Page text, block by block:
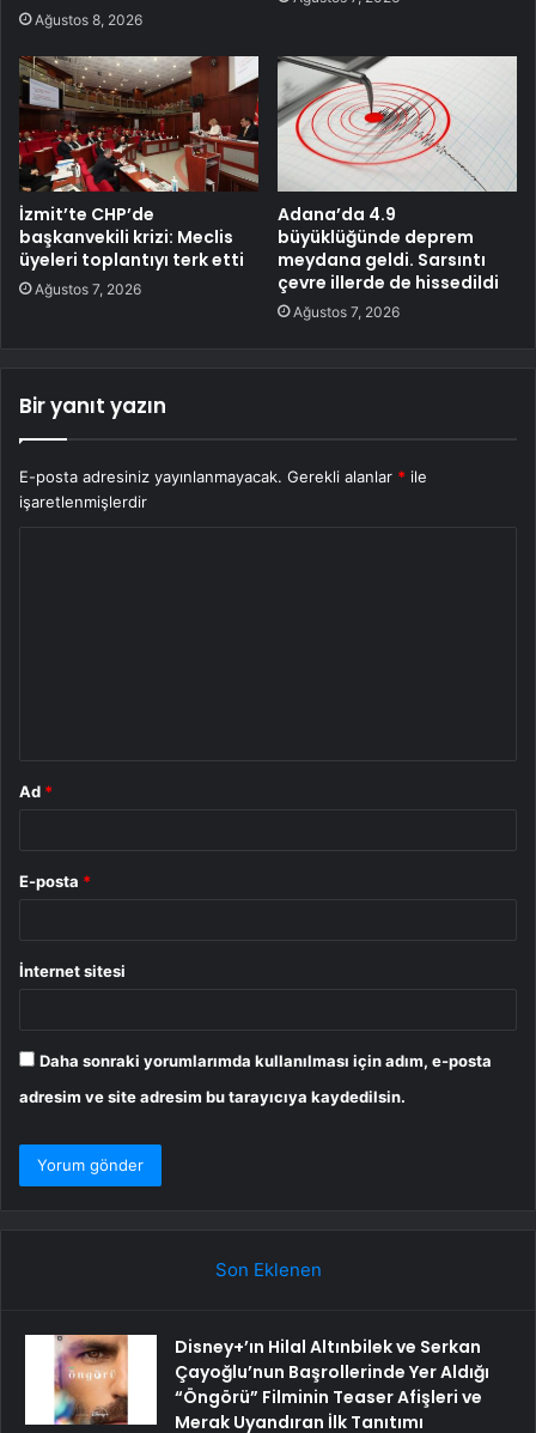
Ağustos 8, 2026
İzmit’te CHP’de
başkanvekili krizi: Meclis
üyeleri toplantıyı terk etti
Ağustos 7, 2026
Adana’da 4.9
büyüklüğünde deprem
meydana geldi. Sarsıntı
çevre illerde de hissedildi
Ağustos 7, 2026
Bir yanıt yazın
E-posta adresiniz yayınlanmayacak. Gerekli alanlar * ile
işaretlenmişlerdir
Ad *
E-posta *
İnternet sitesi
Daha sonraki yorumlarımda kullanılması için adım, e-posta
adresim ve site adresim bu tarayıcıya kaydedilsin.
Son Eklenen
Disney+’ın Hilal Altınbilek ve Serkan
Çayoğlu’nun Başrollerinde Yer Aldığı
“Öngörü” Filminin Teaser Afişleri ve
Merak Uyandıran İlk Tanıtımı